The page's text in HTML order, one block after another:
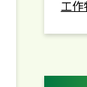
工作